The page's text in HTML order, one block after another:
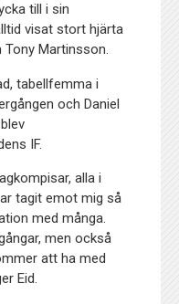
till i sin
visat stort hjärta
Martinsson.
tabellfemma i
och Daniel
IF.
alla i
tagit emot mig så
med många.
men också
att ha med
Eid.